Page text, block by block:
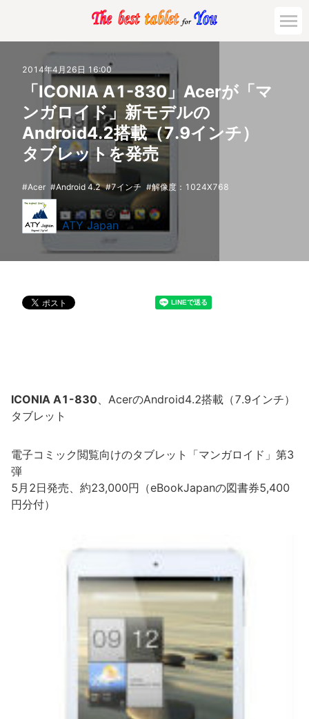
2014年4月26日 16:00
「ICONIA A1-830」Acerが「マ
ンガロイド」新モデルの
Android4.2搭載（7.9インチ）
タブレットを発売
Acer Android 4.2 7インチ 解像度：1024X768
ATY Japan
ICONIA A1-830、AcerのAndroid4.2搭載（7.9インチ）
タブレット
電子コミック閲覧向けのタブレット「マンガロイド」第3
弾
5月2日発売、約23,000円（eBookJapanの図書券5,400
円分付）